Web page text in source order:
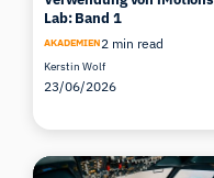
Lab: Band 1
AKADEMIEN2 min read
Kerstin Wolf
23/06/2026